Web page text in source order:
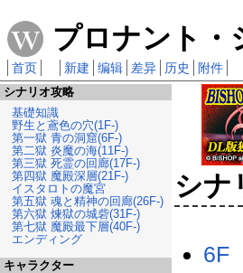
プロナント・
首页 新建 编辑 差异 历史 附件
シナ
6F
シナリオ攻略
基礎知識
野生と鳶色の穴(1F-)
第一獄 青の洞窟(6F-)
第二獄 炎魔の海(11F-)
第三獄 死霊の回廊(17F-)
第四獄 魔殿深層(21F-)
イスタロトの魔宮
第五獄 魂と精神の回廊(26F-)
第六獄 煉獄の城砦(31F-)
第七獄 魔殿最下層(40F-)
エンディング
キャラクター